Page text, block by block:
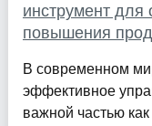
инструмент для
повышения
В современном
эффективное
важной частью